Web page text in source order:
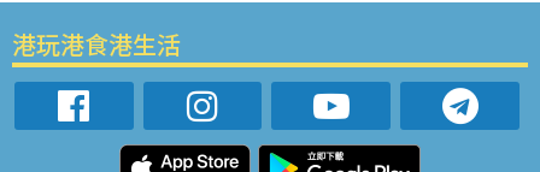
港玩港食港生活